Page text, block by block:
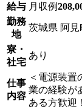
給与 月収例
勤務
地
茨城県 阿見
寮・
社宅
あり
仕事
内容
＜電源装
業の経験が
ある方歓